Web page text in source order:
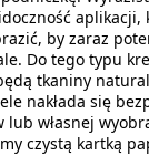
aplikacji,
by zaraz
Do tego typu
tkaniny
nakłada się
lub własnej
czystą kartką